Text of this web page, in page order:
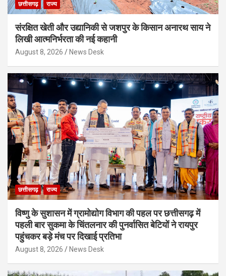
छत्तीसगढ़ राज्य
संरक्षित खेती और उद्यानिकी से जशपुर के किसान अनारथ साय ने
लिखी आत्मनिर्भरता की नई कहानी
August 8, 2026 News Desk
छत्तीसगढ़ राज्य
विष्णु के सुशासन में ग्रामोद्योग विभाग की पहल पर छत्तीसगढ़ में
पहली बार सुकमा के चिंतलनार की पुनर्वासित बेटियों ने रायपुर
पहुंचकर बड़े मंच पर दिखाई प्रतिभा
August 8, 2026 News Desk